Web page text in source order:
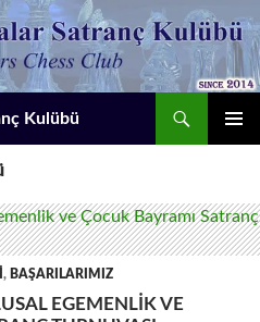
Kulübü
, BAŞARILARIMIZ
EGEMENLIK VE